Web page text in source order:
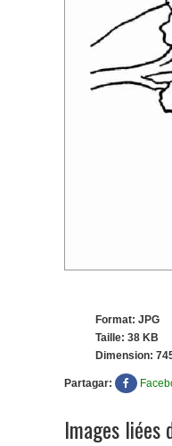
Format: JPG
Taille: 38 KB
Dimension:
Partagar:
Images liées